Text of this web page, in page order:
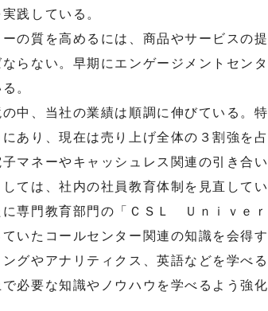
践している。
の質を高めるには、商品やサービスの
らない。早期にエンゲージメントセン
。
中、当社の業績は順調に伸びている。
あり、現在は売り上げ全体の３割強を
マネーやキャッシュレス関連の引き合い
ては、社内の社員教育体制を見直して
に専門教育部門の「ＣＳＬ Ｕｎｉｖｅ
いたコールセンター関連の知識を会得
ングやアナリティクス、英語などを学べ
必要な知識やノウハウを学べるよう強化